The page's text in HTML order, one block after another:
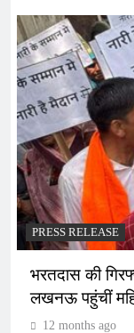
PRESS RELEASE
भरतदास की
लखनऊ पहुंचीं
12 months ago